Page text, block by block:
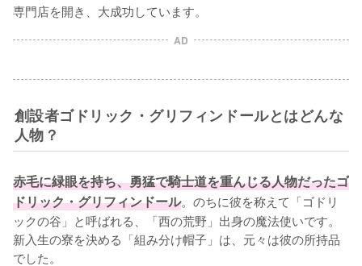
専門店を開き、大成功しています。
AD
創設者ゴドリック・グリフィンドールとはどんな
人物？
赤毛に緑眼を持ち、勇猛で騎士道を重んじる人物だったゴ
ドリック・グリフィンドール。のちに彼を称えて「ゴドリ
ックの谷」と呼ばれる、「西の荒野」出身の魔法使いです。
新入生の寮を決める「組み分け帽子」は、元々は彼の所持品
でした。